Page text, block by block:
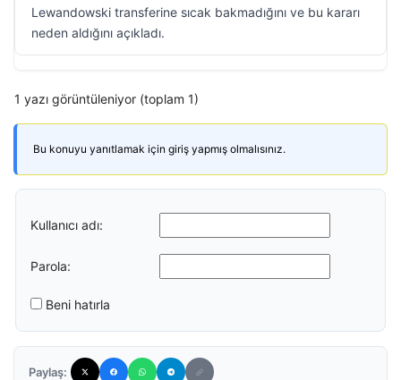
Lewandowski transferine sıcak bakmadığını ve bu kararı
neden aldığını açıkladı.
1 yazı görüntüleniyor (toplam 1)
Bu konuyu yanıtlamak için giriş yapmış olmalısınız.
Kullanıcı adı:
Parola:
Beni hatırla
Paylaş: